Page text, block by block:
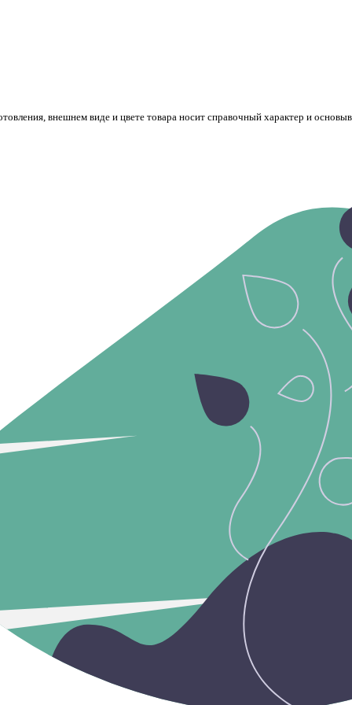
внешнем виде и цвете товара носит справочный характер и